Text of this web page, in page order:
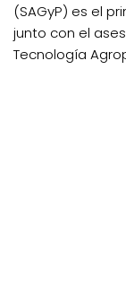
(SAGyP) es el
junto con el
Tecnología